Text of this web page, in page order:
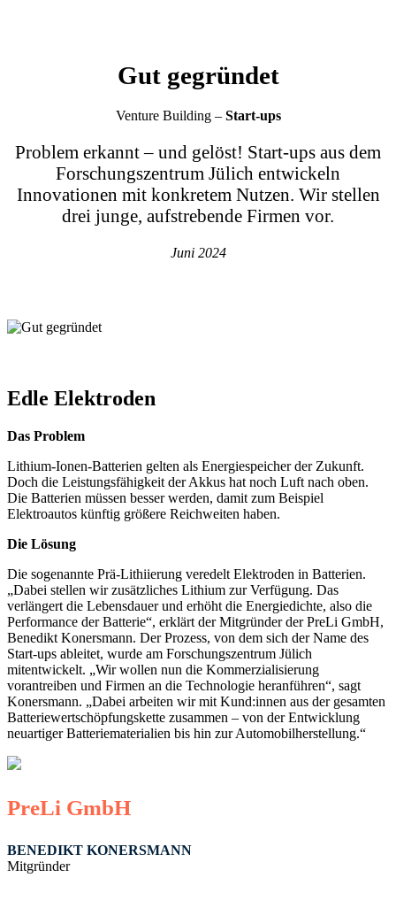
Gut gegründet
Venture Building – Start-ups
Problem erkannt – und gelöst! Start-ups aus dem
Forschungszentrum Jülich entwickeln
Innovationen mit konkretem Nutzen. Wir stellen
drei junge, aufstrebende Firmen vor.
Juni 2024
Edle Elektroden
Das Problem
Lithium-Ionen-Batterien gelten als Energiespeicher der Zukunft.
Doch die Leistungsfähigkeit der Akkus hat noch Luft nach oben.
Die Batterien müssen besser werden, damit zum Beispiel
Elektroautos künftig größere Reichweiten haben.
Die Lösung
Die sogenannte Prä-Lithiierung veredelt Elektroden in Batterien.
„Dabei stellen wir zusätzliches Lithium zur Verfügung. Das
verlängert die Lebensdauer und erhöht die Energiedichte, also die
Performance der Batterie“, erklärt der Mitgründer der PreLi GmbH,
Benedikt Konersmann. Der Prozess, von dem sich der Name des
Start-ups ableitet, wurde am Forschungszentrum Jülich
mitentwickelt. „Wir wollen nun die Kommerzialisierung
vorantreiben und Firmen an die Technologie heranführen“, sagt
Konersmann. „Dabei arbeiten wir mit Kund:innen aus der gesamten
Batteriewertschöpfungskette zusammen – von der Entwicklung
neuartiger Batteriematerialien bis hin zur Automobilherstellung.“
PreLi GmbH
BENEDIKT KONERSMANN
Mitgründer